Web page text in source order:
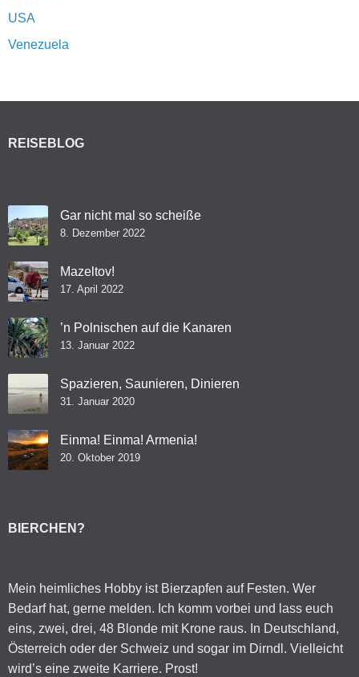
USA
Venezuela
REISEBLOG
Gar nicht mal so scheiße
8. Dezember 2022
Mazeltov!
17. April 2022
’n Polnischen auf die Kanaren
13. Januar 2022
Spazieren, Saunieren, Dinieren
31. Januar 2020
Einma! Einma! Armenia!
20. Oktober 2019
BIERCHEN?
Mein heimliches Hobby ist Bierzapfen auf Festen. Wer
Bedarf hat, gerne melden. Ich komm vorbei und lass euch
eins, zwei, drei, 48 Blonde mit Krone raus. In Deutschland,
Österreich oder der Schweiz und sogar im Dirndl. Vielleicht
wird’s eine zweite Karriere. Prost!